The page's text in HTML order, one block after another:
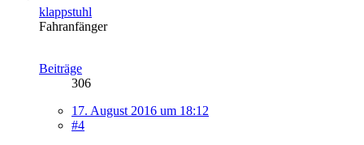
klappstuhl
Fahranfänger
Beiträge
306
17. August 2016 um 18:12
#4